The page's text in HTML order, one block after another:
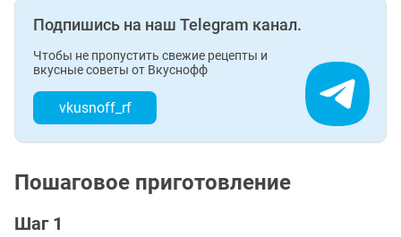
Подпишись на наш Telegram канал.
Чтобы не пропустить свежие рецепты и
вкусные советы от Вкуснофф
vkusnoff_rf
Пошаговое приготовление
Шаг 1